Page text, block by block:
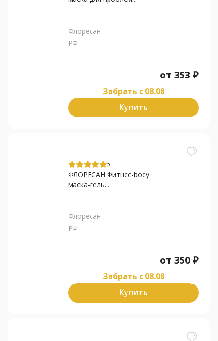
Флоресан
РФ
от 353 ₽
Забрать c 08.08
Купить
5
ФЛОРЕСАН Фитнес-body
маска-гель...
Флоресан
РФ
от 350₽
Забрать c 08.08
Купить